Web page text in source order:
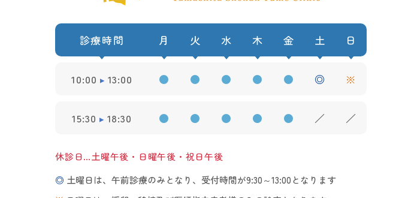
診療時間 月 火 水 木 金 土 日
10:00 13:00 ● ● ● ● ● ◎ ※
15:30 18:30 ● ● ● ● ● ／ ／
休診日…土曜午後・日曜午後・祝日午後
◎ 土曜日は、午前診療のみとなり、受付時間が9:30～13:00となります